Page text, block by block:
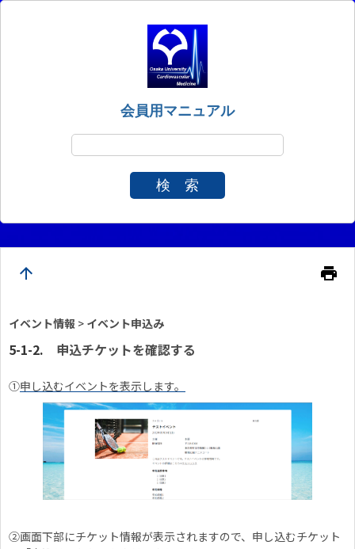
会員用マニュアル
検 索
arrow_upward print
イベント情報 > イベント申込み
申込チケットを確認する
①申し込むイベントを表示します。
②画面下部にチケット情報が表示されますので、申し込むチケット